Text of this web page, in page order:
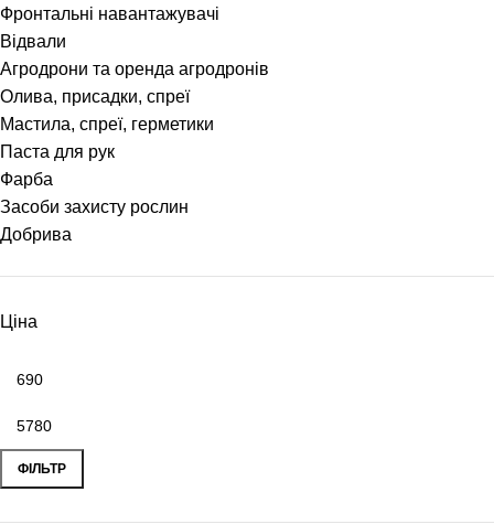
Фронтальні навантажувачі
Відвали
Агродрони та оренда агродронів
Олива, присадки, спреї
Мастила, спреї, герметики
Паста для рук
Фарба
Засоби захисту рослин
Добрива
Ціна
ФІЛЬТР